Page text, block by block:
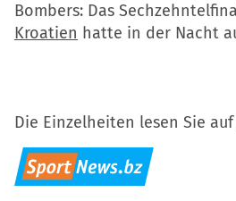
Bombers: Das
Kroatien hatte in der Nacht
Die Einzelheiten lesen Sie auf